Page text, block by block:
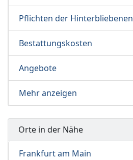
Pflichten der Hinterbliebenen
Bestattungskosten
Angebote
Mehr anzeigen
Orte in der Nähe
Frankfurt am Main